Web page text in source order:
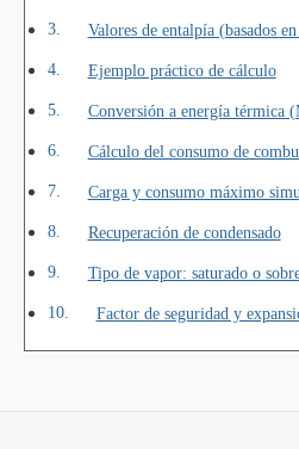
Valores de entalpía (basados
Ejemplo práctico de cálculo
Conversión a energía térmica
Cálculo del consumo de
Carga y consumo máximo
Recuperación de condensado
Tipo de vapor: saturado o
Factor de seguridad y